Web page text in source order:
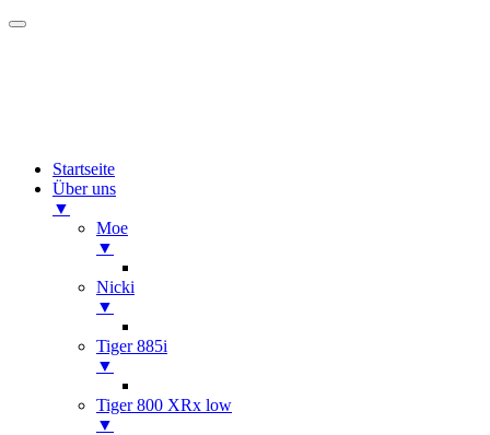
Startseite
Über uns
▼
Moe
▼
Nicki
▼
Tiger 885i
▼
Tiger 800 XRx low
▼